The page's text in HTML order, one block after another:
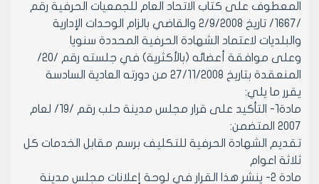
المعطوف على كتاب الاتحاد العام للجمعيات الحرفية رقم
/1667/ تاريخ 2/9/2008 والقاضي بالزام الوحدات الإدارية
والبلديات لاعتماد الشهادة الحرفية المحددة سنويا
وعلى موافقة أعضائه (بالأكثرية) في جلسته رقم /20/
المنعقدة بتاريخ 27/11/2008 من دورته العادية السادسة
يقرر ما يلي:
مادة1- التأكيد على قرار مجلس مدينة حلب رقم /19/ لعام
2007 المتضمن:
تقديم الشهادة الحرفية للتكليف برسم مقابل الخدمات كل
ثلاثة اعوام
مادة 2- ينشر هذا القرار في لوحة إعلانات مجلس مدينة